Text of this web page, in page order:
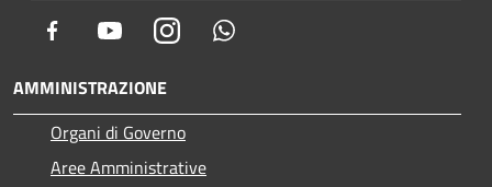
Facebook YoutubeInstagram
AMMINISTRAZIONE
Organi di Governo
Aree Amministrative